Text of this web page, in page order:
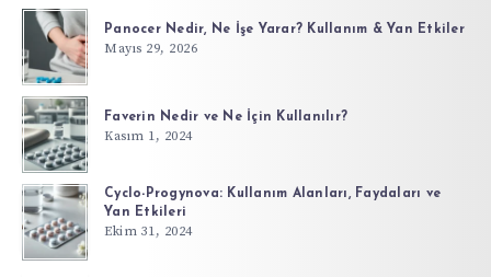
Panocer Nedir, Ne İşe Yarar? Kullanım & Yan Etkiler
Mayıs 29, 2026
Faverin Nedir ve Ne İçin Kullanılır?
Kasım 1, 2024
Cyclo-Progynova: Kullanım Alanları, Faydaları ve
Yan Etkileri
Ekim 31, 2024